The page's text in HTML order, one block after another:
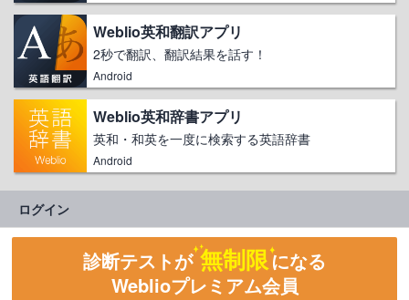
Weblio英和翻訳アプリ
2秒で翻訳、翻訳結果を話す！
Android
Weblio英和辞書アプリ
英和・和英を一度に検索する英語辞書
Android
ログイン
診断テストが 無制限になる
Weblioプレミアム会員